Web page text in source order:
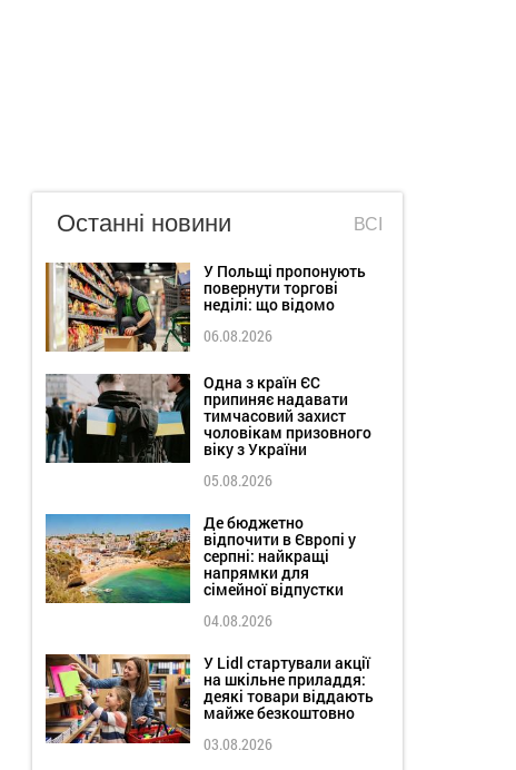
Останні новини ВСІ
У Польщі пропонують
повернути торгові
неділі: що відомо
06.08.2026
Одна з країн ЄС
припиняє надавати
тимчасовий захист
чоловікам призовного
віку з України
05.08.2026
Де бюджетно
відпочити в Європі у
серпні: найкращі
напрямки для
сімейної відпустки
04.08.2026
У Lidl стартували акції
на шкільне приладдя:
деякі товари віддають
майже безкоштовно
03.08.2026